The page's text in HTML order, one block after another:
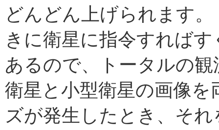
どんどん上げられます
きに衛星に指令すれば
あるので、トータルの
衛星と小型衛星の画像
ズが発生したとき、そ